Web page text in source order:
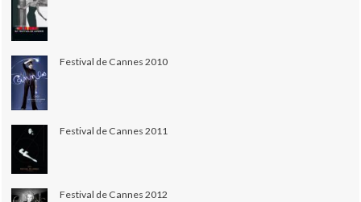
Festival de Cannes 2010
Festival de Cannes 2011
Festival de Cannes 2012